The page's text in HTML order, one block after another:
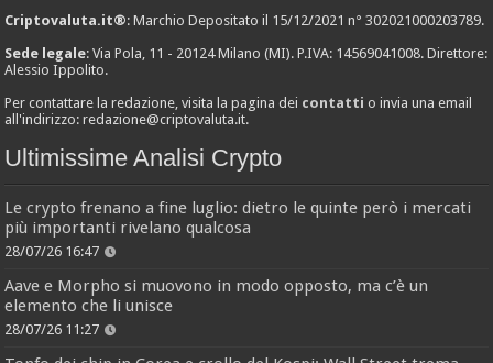
Criptovaluta.it®: Marchio Depositato il 15/12/2021 n° 302021000203789.
Sede legale: Via Pola, 11 - 20124 Milano (MI). P.IVA: 14569041008. Direttore:
Alessio Ippolito.
Per contattare la redazione, visita la pagina dei contatti o invia una email
all'indirizzo:redazione@criptovaluta.it.
Ultimissime Analisi Crypto
Le crypto frenano a fine luglio: dietro le quinte però i mercati
più importanti rivelano qualcosa
28/07/26 16:47
Aave e Morpho si muovono in modo opposto, ma c’è un
elemento che li unisce
28/07/26 11:27